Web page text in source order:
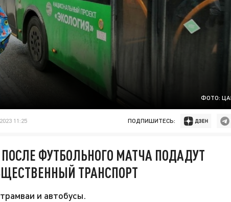
ФОТО:
11:25 ПОДПИШИТЕСЬ:
ФУТБОЛЬНОГО МАТЧА ПОДАДУТ
ТРАНСПОРТ
и автобусы.